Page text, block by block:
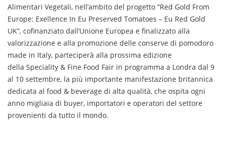
Alimentari Vegetali, nell’ambito del progetto “Red Gold From
Europe: Exellence In Eu Preserved Tomatoes – Eu Red Gold
UK”, cofinanziato dall’Unione Europea e finalizzato alla
valorizzazione e alla promozione delle conserve di pomodoro
made in Italy, parteciperà alla prossima edizione
della Speciality & Fine Food Fair in programma a Londra dal 9
al 10 settembre, la più importante manifestazione britannica
dedicata al food & beverage di alta qualità, che ospita ogni
anno migliaia di buyer, importatori e operatori del settore
provenienti da tutto il mondo.